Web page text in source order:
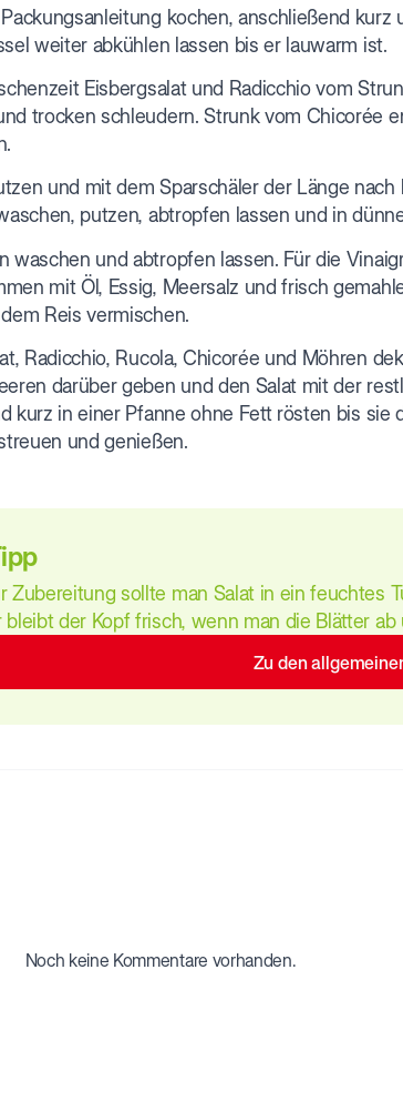
kochen, anschließend
weiter abkühlen lassen bis er lauwarm ist.
Eisbergsalat und Radicchio vom
trocken schleudern. Strunk vom Chicorée
und mit dem Sparschäler der Länge
putzen, abtropfen lassen und in
waschen und abtropfen lassen. Für die
mit Öl, Essig, Meersalz und frisch
Reis vermischen.
Radicchio, Rucola, Chicorée und Möhren
darüber geben und den Salat mit der
kurz in einer Pfanne ohne Fett rösten bis
und genießen.
Zubereitung sollte man Salat in ein feuchtes
bleibt der Kopf frisch, wenn man die Blätter
Zu den
Noch keine Kommentare vorhanden.